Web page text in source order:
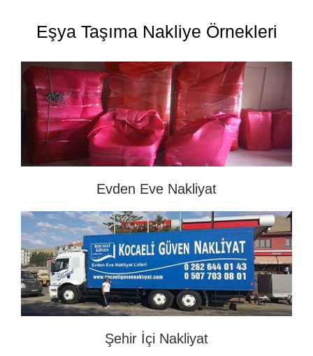
Eşya Taşıma Nakliye Örnekleri
Evden Eve Nakliyat
Şehir İçi Nakliyat